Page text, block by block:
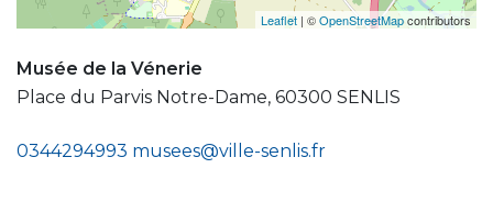
Leaflet | ©OpenStreetMapcontributors
Musée de la Vénerie
Place du Parvis Notre-Dame, 60300 SENLIS
0344294993 musees@ville-senlis.fr